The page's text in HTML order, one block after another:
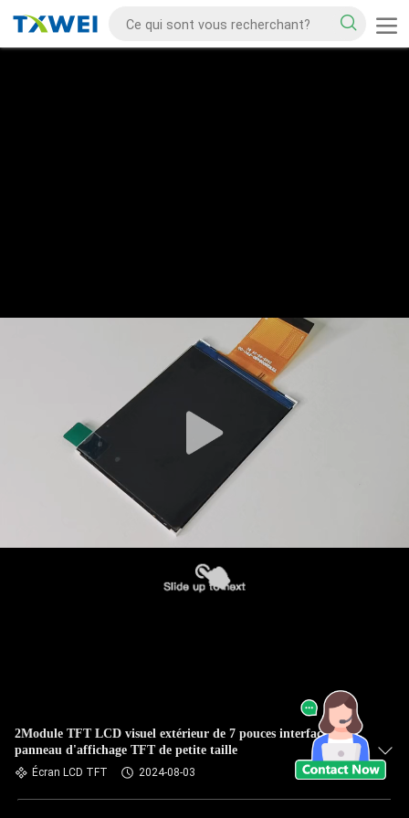
2Module TFT LCD visuel extérieur de 7 pouces interface RVB
panneau d'affichage TFT de petite taille
Écran LCD TFT 2024-08-03